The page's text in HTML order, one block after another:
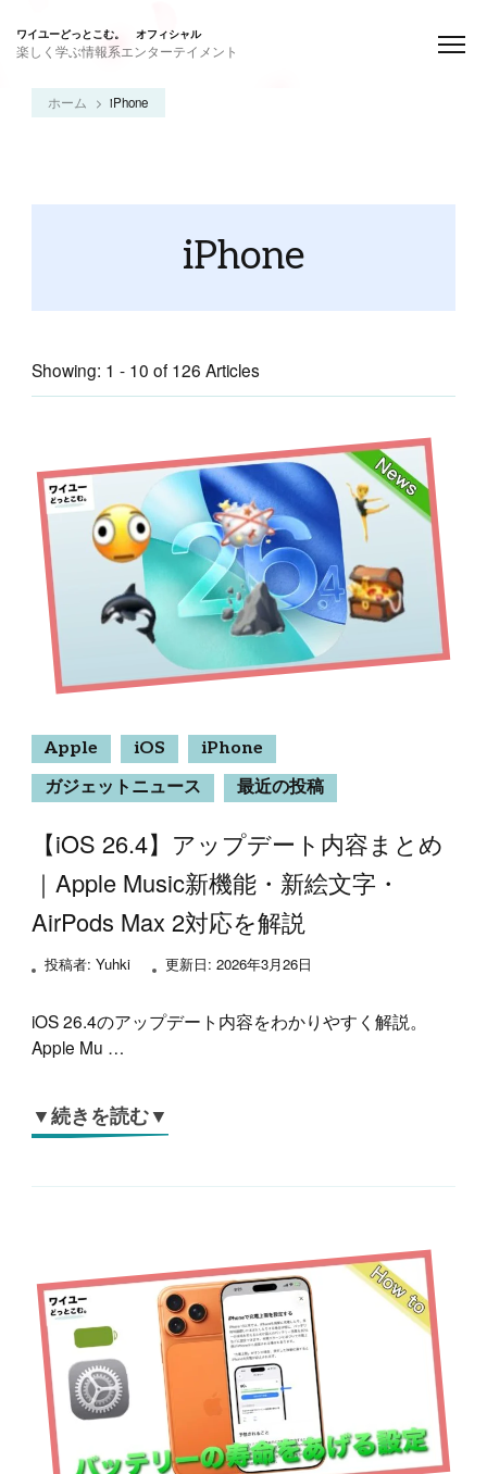
ワイユーどっとこむ。 オフィシャル
楽しく学ぶ情報系エンターテイメント
ホーム iPhone
iPhone
Showing: 1 - 10 of 126 Articles
Apple iOS
iPhone
ガジェットニュース
最近の投稿
【iOS 26.4】アップデート内容まとめ
｜Apple Music新機能・新絵文字・
AirPods Max 2対応を解説
投稿者: Yuhki 更新日: 2026年3月26日
iOS 26.4のアップデート内容をわかりやすく解説。
Apple Mu …
▼続きを読む▼